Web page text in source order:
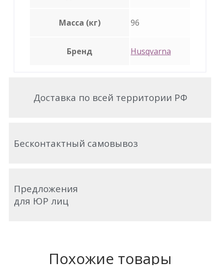
Масса (кг) 96
Бренд Husqvarna
Доставка по всей территории РФ
Бесконтактный самовывоз
Предложения
для ЮР лиц
Похожие товары